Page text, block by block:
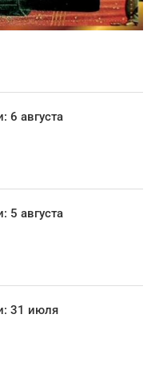
6 августа
5 августа
31 июля